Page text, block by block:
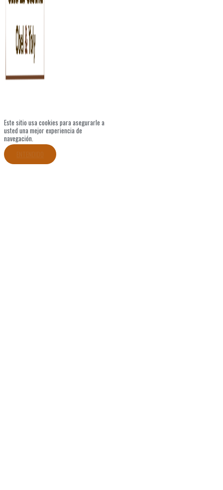
Este sitio usa cookies para asegurarle a
usted una mejor experiencia de
navegación.